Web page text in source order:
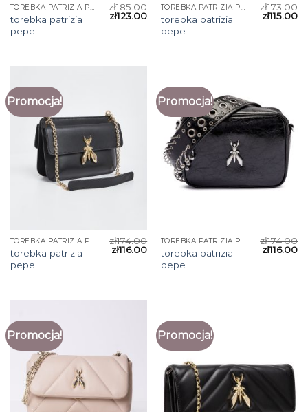
TOREBKA PATRIZIA PEPE
torebka patrizia
pepe
zł185.00
zł123.00
TOREBKA PATRIZIA PEPE
torebka patrizia
pepe
zł173.00
zł115.00
Promocja!
TOREBKA PATRIZIA PEPE
torebka patrizia
pepe
zł174.00
zł116.00
Promocja!
TOREBKA PATRIZIA PEPE
torebka patrizia
pepe
zł174.00
zł116.00
Promocja! Promocja!